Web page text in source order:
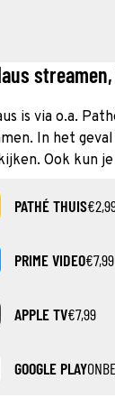
is via o.a.
In het
Ook kun
PATHÉ THUIS
PRIME VIDEO€7,99
APPLE TV€7,99
GOOGLE PLAY